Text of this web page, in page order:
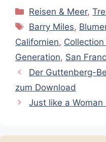
Kategorien
Reisen & Meer,
Schlagwörter
Barry Miles,
Californien,
Generation, San
Der Guttenberg-
zum Download
Just like a